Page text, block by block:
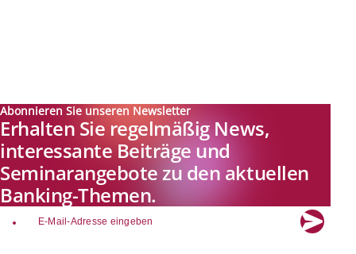
Abonnieren Sie unseren Newsletter
Erhalten Sie regelmäßig News,
interessante Beiträge und
Seminarangebote zu den aktuellen
Banking-Themen.
email